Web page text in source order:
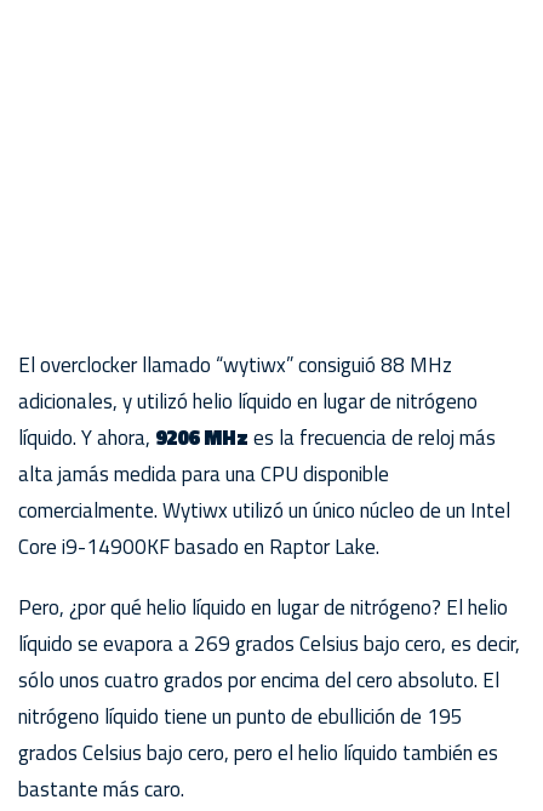
El overclocker llamado “wytiwx” consiguió 88 MHz
adicionales, y utilizó helio líquido en lugar de nitrógeno
líquido. Y ahora, 9206 MHzes la frecuencia de reloj más
alta jamás medida para una CPU disponible
comercialmente. Wytiwx utilizó un único núcleo de un Intel
Core i9-14900KF basado en Raptor Lake.
Pero, ¿por qué helio líquido en lugar de nitrógeno? El helio
líquido se evapora a 269 grados Celsius bajo cero, es decir,
sólo unos cuatro grados por encima del cero absoluto. El
nitrógeno líquido tiene un punto de ebullición de 195
grados Celsius bajo cero, pero el helio líquido también es
bastante más caro.